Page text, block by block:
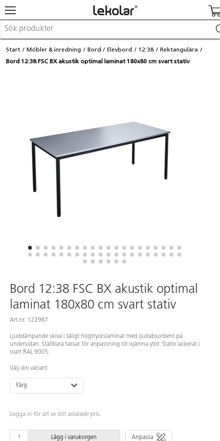
Möbler & inredning
Lekplatsutrustning & utemiljö
Logga in / Registrera dig
Hitta din säljare
Kontakta Lekolar
Start Möbler & inredning Bord Elevbord 12:38
Rektangulära
Bord 12:38 FSC BX akustik optimal laminat 180x80 cm svart stativ
Bord 12:38 FSC BX akustik optimal
laminat 180x80 cm svart stativ
Art.nr: 122987
Ljuddämpande skiva i tåligt högtryckslaminat med ljudabsorbent på
undersidan. Ställbara tassar för anpassning till ojämna ytor. Stativ lackerat i
svart RAL 9005.
Välj din variant
Färg
Logga in för att se ditt avtalade pris.
Lägg i varukorgen Anpassa